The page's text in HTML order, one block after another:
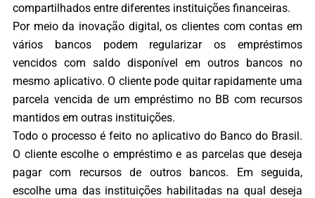
compartilhados entre diferentes instituições financeiras.
Por meio da inovação digital, os clientes com contas em
vários bancos podem regularizar os empréstimos
vencidos com saldo disponível em outros bancos no
mesmo aplicativo. O cliente pode quitar rapidamente uma
parcela vencida de um empréstimo no BB com recursos
mantidos em outras instituições.
Todo o processo é feito no aplicativo do Banco do Brasil.
O cliente escolhe o empréstimo e as parcelas que deseja
pagar com recursos de outros bancos. Em seguida,
escolhe uma das instituições habilitadas na qual deseja